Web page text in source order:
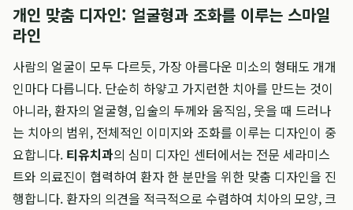
개인 맞춤 디자인: 얼굴형과 조화를 이루는 스마일
라인
사람의 얼굴이 모두 다르듯, 가장 아름다운 미소의 형태도 개개
인마다 다릅니다. 단순히 하얗고 가지런한 치아를 만드는 것이
아니라, 환자의 얼굴형, 입술의 두께와 움직임, 웃을 때 드러나
는 치아의 범위, 전체적인 이미지와 조화를 이루는 디자인이 중
요합니다. 티유치과의 심미 디자인 센터에서는 전문 세라미스
트와 의료진이 협력하여 환자 한 분만을 위한 맞춤 디자인을 진
행합니다. 환자의 의견을 적극적으로 수렴하여 치아의 모양, 크